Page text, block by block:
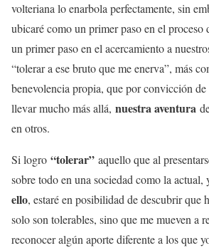
volteriana lo enarbola perfectamente, sin
ubicaré como un primer paso en el proceso
un primer paso en el acercamiento a
“tolerar a ese bruto que me enerva”, más
benevolencia propia, que por convicción
llevar mucho más allá, nuestra aventura
en otros.
Si logro “tolerar” aquello que al
sobre todo en una sociedad como la actual,
ello, estaré en posibilidad de descubrir que
solo son tolerables, sino que me mueven a
reconocer algún aporte diferente a los que